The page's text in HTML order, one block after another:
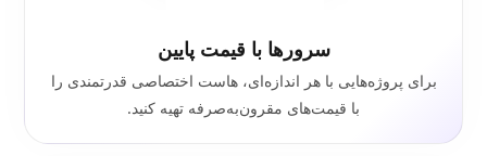
سرورها با قیمت پایین
برای پروژه‌هایی با هر اندازه‌ای، هاست اختصاصی قدرتمندی را
با قیمت‌های مقرون‌به‌صرفه تهیه کنید.